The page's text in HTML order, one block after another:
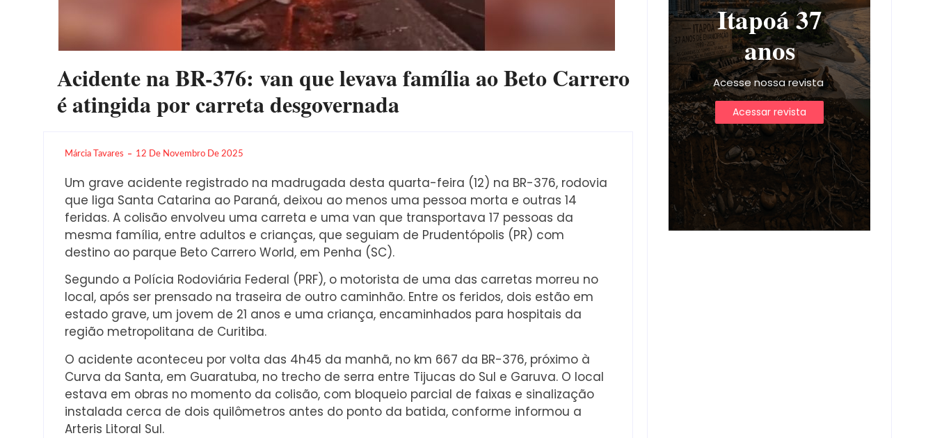
Acidente na BR-376: van que levava família ao Beto Carrero
é atingida por carreta desgovernada
Márcia Tavares 12 De Novembro De 2025
Um grave acidente registrado na madrugada desta quarta-feira (12) na BR-376, rodovia
que liga Santa Catarina ao Paraná, deixou ao menos uma pessoa morta e outras 14
feridas. A colisão envolveu uma carreta e uma van que transportava 17 pessoas da
mesma família, entre adultos e crianças, que seguiam de Prudentópolis (PR) com
destino ao parque Beto Carrero World, em Penha (SC).
Segundo a Polícia Rodoviária Federal (PRF), o motorista de uma das carretas morreu no
local, após ser prensado na traseira de outro caminhão. Entre os feridos, dois estão em
estado grave, um jovem de 21 anos e uma criança, encaminhados para hospitais da
região metropolitana de Curitiba.
O acidente aconteceu por volta das 4h45 da manhã, no km 667 da BR-376, próximo à
Curva da Santa, em Guaratuba, no trecho de serra entre Tijucas do Sul e Garuva. O local
estava em obras no momento da colisão, com bloqueio parcial de faixas e sinalização
instalada cerca de dois quilômetros antes do ponto da batida, conforme informou a
Arteris Litoral Sul.
Itapoá 37
anos
Acesse nossa revista
Acessar revista